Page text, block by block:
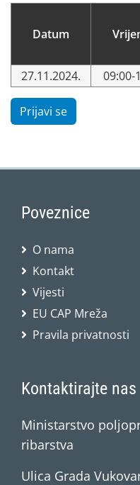
Datum
27.11.2024. 09:00-
Prijavi se
Poveznice
O nama
Kontakt
Vijesti
EU CAP Mreža
Pravila privatnosti
Kontaktirajte nas
Ministarstvo
ribarstva
Ulica Grada